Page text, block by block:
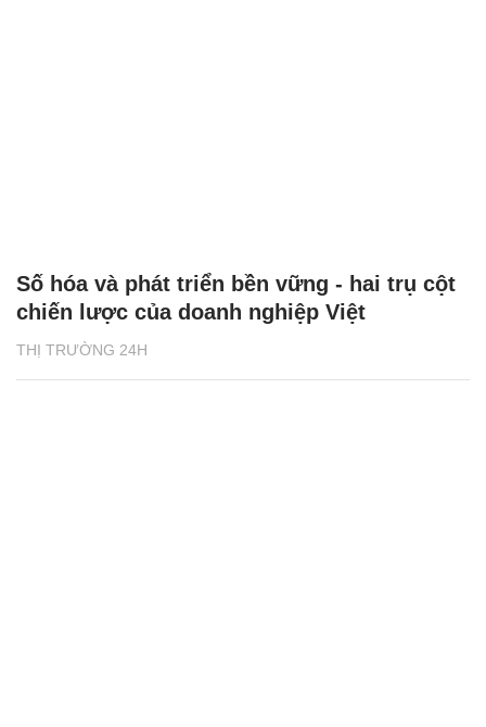
THỊ TRƯỜNG 24H
Số hóa và phát triển bền vững - hai trụ cột
chiến lược của doanh nghiệp Việt